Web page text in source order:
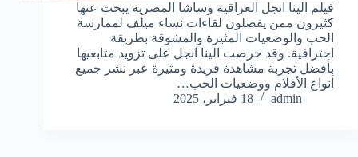
فيلم الينا انجل العراقية وساشا المصرية يبحث عنها
كثيرون ممن يفضلون لقاءات نساء ميلف لممارسة
الحب والوضعيات المثيرة والمشوقة بطريقة
احترافية. وقد حرصت الينا انجل على تزويد متابعيها
بأفضل تجربة مشاهدة فريدة ومثيرة عبر نشر جميع
أنواع الأفلام ووضعيات الحب…
admin
18 فبراير، 2025